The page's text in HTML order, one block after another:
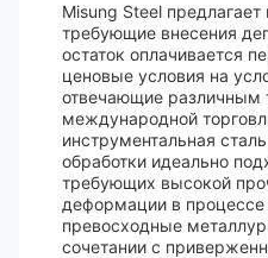
Misung Steel
требующие внесения
остаток оплачивается
ценовые условия на
отвечающие различным
международной
инструментальная
обработки идеально
требующих высокой
деформации в процессе
превосходные
сочетании с